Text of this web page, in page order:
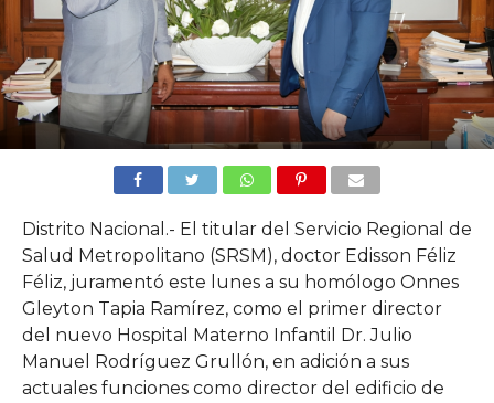
Distrito Nacional.- El titular del Servicio Regional de
Salud Metropolitano (SRSM), doctor Edisson Féliz
Féliz, juramentó este lunes a su homólogo Onnes
Gleyton Tapia Ramírez, como el primer director
del nuevo Hospital Materno Infantil Dr. Julio
Manuel Rodríguez Grullón, en adición a sus
actuales funciones como director del edificio de